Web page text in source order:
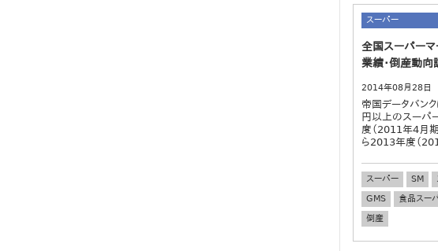
爆買い
訪日外
スーパー
全国スーパー
業績・倒産動向
2014年08月28日
帝国データバン
円以上のスーパ
度（2011年4月
ら2013年度（
スーパー SM
GMS
食品スー
倒産